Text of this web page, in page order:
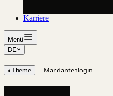
Karriere
Menü
DE
◐ Theme Mandantenlogin